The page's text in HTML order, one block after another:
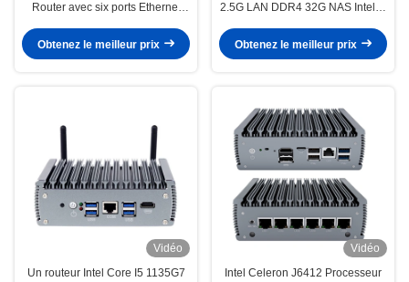
Router avec six ports Ethernet
Obtenez le meilleur prix
2.5G LAN DDR4 32G NAS Intel et
Obtenez le meilleur prix
Vidéo
Un routeur Intel Core I5 1135G7
Vidéo
Intel Celeron J6412 Processeur